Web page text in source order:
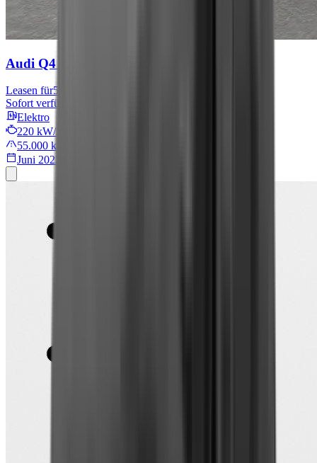
Audi Q4 e-tron
Leasen für567 € mtl.
Sofort verfügbar
Elektro
220 kW/299 PS
55.000 km
Juni 2022